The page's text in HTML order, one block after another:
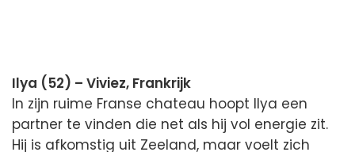
Ilya (52) – Viviez, Frankrijk
In zijn ruime Franse chateau hoopt Ilya een
partner te vinden die net als hij vol energie zit.
Hij is afkomstig uit Zeeland, maar voelt zich